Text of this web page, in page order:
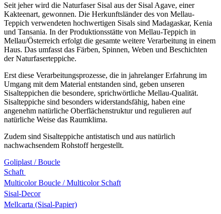
Seit jeher wird die Naturfaser Sisal aus der Sisal Agave, einer
Kakteenart, gewonnen. Die Herkunftsländer des von Mellau-
Teppich verwendeten hochwertigen Sisals sind Madagaskar, Kenia
und Tansania. In der Produktionsstätte von Mellau-Teppich in
Mellau/Österreich erfolgt die gesamte weitere Verarbeitung in einem
Haus. Das umfasst das Färben, Spinnen, Weben und Beschichten
der Naturfaserteppiche.
Erst diese Verarbeitungsprozesse, die in jahrelanger Erfahrung im
Umgang mit dem Material entstanden sind, geben unseren
Sisalteppichen die besondere, sprichwörtliche Mellau-Qualität.
Sisalteppiche sind besonders widerstandsfähig, haben eine
angenehm natürliche Oberflächenstruktur und regulieren auf
natürliche Weise das Raumklima.
Zudem sind Sisalteppiche antistatisch und aus natürlich
nachwachsendem Rohstoff hergestellt.
Goliplast / Boucle
Schaft
Multicolor Boucle / Multicolor Schaft
Sisal-Decor
Mellcarta (Sisal-Papier)